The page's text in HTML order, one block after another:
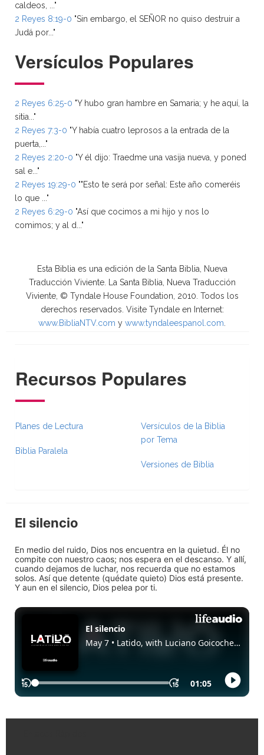
caldeos, ..."
2 Reyes 8:19-0 "Sin embargo, el SEÑOR no quiso destruir a
Judá por..."
Versículos Populares
2 Reyes 6:25-0 "Y hubo gran hambre en Samaria; y he aquí, la
sitia..."
2 Reyes 7:3-0 "Y había cuatro leprosos a la entrada de la
puerta,..."
2 Reyes 2:20-0 "Y él dijo: Traedme una vasija nueva, y poned
sal e..."
2 Reyes 19:29-0 ""Esto te será por señal: Este año comeréis
lo que ..."
2 Reyes 6:29-0 "Así que cocimos a mi hijo y nos lo
comimos; y al d..."
Esta Biblia es una edición de la Santa Biblia, Nueva
Traducción Viviente. La Santa Biblia, Nueva Traducción
Viviente, © Tyndale House Foundation, 2010. Todos los
derechos reservados. Visite Tyndale en Internet:
www.BibliaNTV.com y www.tyndaleespanol.com
Recursos Populares
Planes de Lectura
Biblia Paralela
Versículos de la Biblia
por Tema
Versiones de Biblia
El silencio
En medio del ruido, Dios nos encuentra en la quietud. Él no
compite con nuestro caos; nos espera en el descanso. Y allí,
cuando dejamos de luchar, nos recuerda que no estamos
solos. Así que detente (quédate quieto) Dios está presente.
Y aun en el silencio, Dios pelea por ti.